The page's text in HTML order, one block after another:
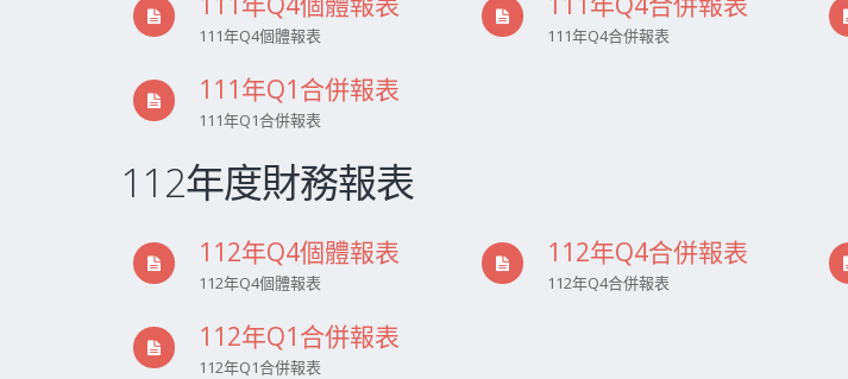
111年Q4個體報表 111年Q4合併報表
111年Q1合併報表
111年Q1合併報表
112年度財務報表
112年Q4個體報表
112年Q4個體報表
112年Q4合併報表
112年Q4合併報表
112年Q1合併報表
112年Q1合併報表